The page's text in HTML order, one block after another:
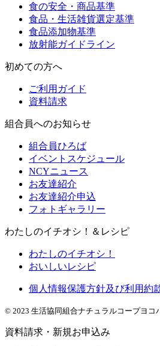
食の安全・商品基準
食品・生活雑貨選定基準
食品添加物基準
放射能ガイドライン
初めての方へ
ご利用ガイド
資料請求
組合員へのお知らせ
組合員ひろば
イベントスケジュール
NCYニュース
お友達紹介
お友達紹介申込
フォトギャラリー
わたしのイチオシ！＆レシピ
わたしのイチオシ！
おいしいレシピ
個人情報保護方針及び利用約
© 2023 生活協同組合ナチュラルコープヨコ
資料請求・新規お申込み